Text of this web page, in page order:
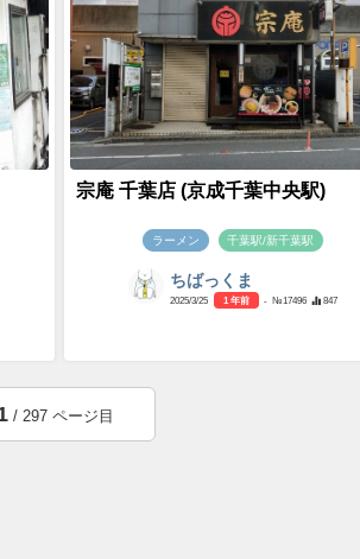
宗庵 千葉店 (京成千葉中央駅)
ラーメン 千葉駅/新千葉駅
ちばっくま
2025/3/25 1 年前 - №17496 847
/ 297 ページ目